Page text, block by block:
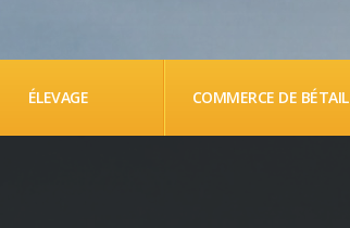
ÉLEVAGE COMMERCE DE BÉTAIL